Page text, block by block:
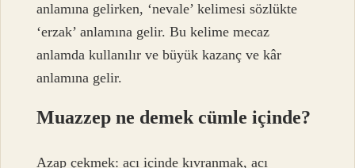
anlamına gelirken, ‘nevale’ kelimesi sözlükte
‘erzak’ anlamına gelir. Bu kelime mecaz
anlamda kullanılır ve büyük kazanç ve kâr
anlamına gelir.
Muazzep ne demek cümle içinde?
Azap çekmek: acı içinde kıvranmak, acı